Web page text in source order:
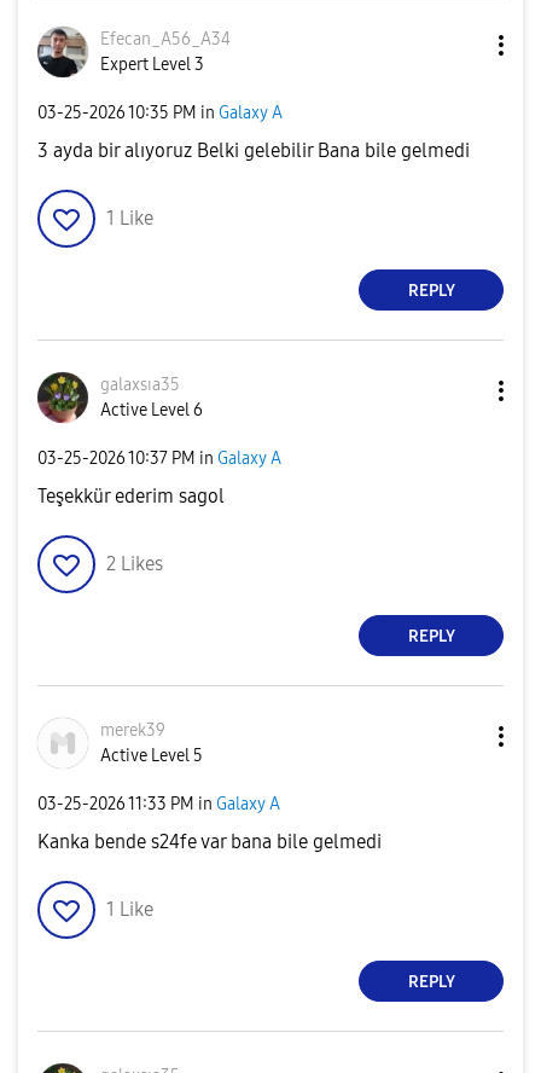
Efecan_A56_A34
Expert Level 3
‎03-25-202610:35 PM in Galaxy A
3 ayda bir alıyoruz Belki gelebilir Bana bile gelmedi
1 Like
REPLY
galaxsıa35
Active Level 6
‎03-25-202610:37 PM in Galaxy A
Teşekkür ederim sagol
2 Likes
REPLY
merek39
Active Level 5
‎03-25-202611:33 PM in Galaxy A
Kanka bende s24fe var bana bile gelmedi
1 Like
REPLY